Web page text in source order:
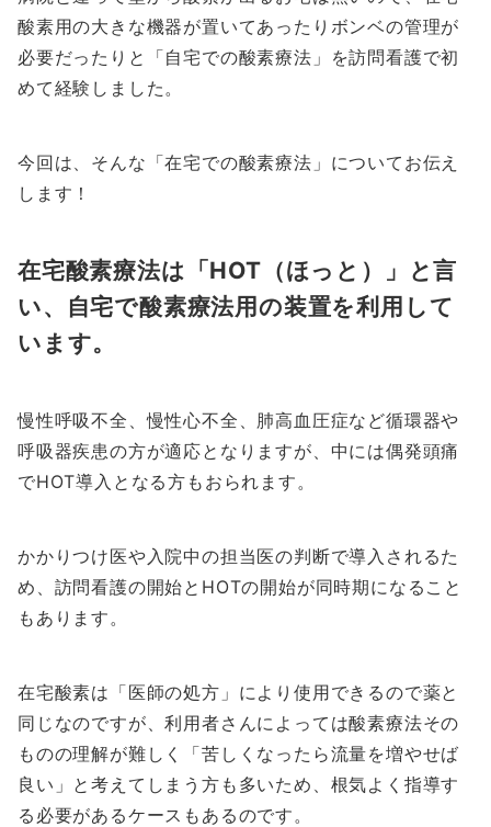
酸素用の大きな機器が置いてあったりボンベの管理が
必要だったりと「自宅での酸素療法」を訪問看護で初
めて経験しました。
今回は、そんな「在宅での酸素療法」についてお伝え
します！
在宅酸素療法は「HOT（ほっと）
」と言
い、自宅で酸素療法用の装置を利用して
います。
慢性呼吸不全、慢性心不全、肺高血圧症など循環器や
呼吸器疾患の方が適応となりますが、中には偶発頭痛
でHOT導入となる方もおられます。
かかりつけ医や入院中の担当医の判断で導入されるた
め、訪問看護の開始とHOTの開始が同時期になること
もあります。
在宅酸素は「医師の処方」により使用できるので薬と
同じなのですが、利用者さんによっては酸素療法その
ものの理解が難しく「苦しくなったら流量を増やせば
良い」と考えてしまう方も多いため、根気よく指導す
る必要があるケースもあるのです。